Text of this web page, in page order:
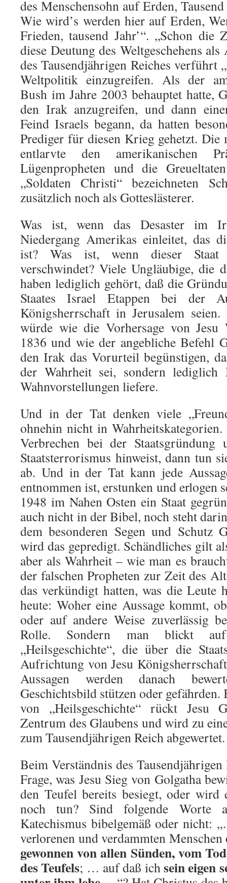
des Menschensohn auf Erden,
Wie wird’s werden hier auf Erden,
Frieden, tausend Jahr’“. „Schon die
diese Deutung des Weltgeschehens
des Tausendjährigen Reiches verführt
Weltpolitik einzugreifen. Als der
Bush im Jahre 2003 behauptet hatte,
den Irak anzugreifen, und dann
Feind Israels begann, da hatten
Prediger für diesen Krieg gehetzt. Die
entlarvte den amerikanischen
Lügenpropheten und die
„Soldaten Christi“ bezeichneten
zusätzlich noch als Gotteslästerer.
Was ist, wenn das Desaster im
Niedergang Amerikas einleitet, das
ist? Was ist, wenn dieser
verschwindet? Viele Ungläubige, die
haben lediglich gehört, daß die
Staates Israel Etappen bei der
Königsherrschaft in Jerusalem
würde wie die Vorhersage von
1836 und wie der angebliche Befehl
den Irak das Vorurteil begünstigen,
der Wahrheit sei, sondern
Wahnvorstellungen liefere.
Und in der Tat denken viele
ohnehin nicht in
Verbrechen bei der
Staatsterrorismus hinweist, dann tun
ab. Und in der Tat kann jede
entnommen ist, erstunken und erlogen
1948 im Nahen Osten ein Staat
auch nicht in der Bibel, noch steht
dem besonderen Segen und Schutz
wird das gepredigt. Schändliches gilt
aber als Wahrheit – wie man es
der falschen Propheten zur Zeit des
das verkündigt hatten, was die Leute
heute: Woher eine Aussage kommt,
oder auf andere Weise zuverlässig
Rolle. Sondern man blickt
„Heilsgeschichte“, die über die
Aufrichtung von Jesu
Aussagen werden danach
Geschichtsbild stützen oder gefährden.
von „Heilsgeschichte“ rückt Jesu
Zentrum des Glaubens und wird zu
zum Tausendjährigen Reich abgewertet.
Beim Verständnis des
Frage, was Jesu Sieg von Golgatha
den Teufel bereits besiegt, oder
noch tun? Sind folgende Worte
Katechismus bibelgemäß oder nicht:
verlorenen und verdammten Menschen
gewonnen von allen Sünden, vom
des Teufels; … auf daß ichsein eigen